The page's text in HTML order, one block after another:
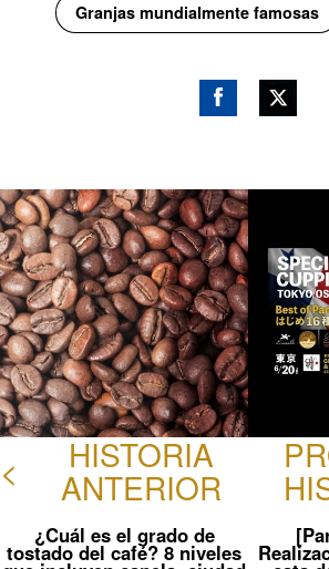
Granjas mundialmente famosas
ok
< HISTORIA
ANTERIOR
¿Cuál es el grado de
tostado del café? 8 niveles